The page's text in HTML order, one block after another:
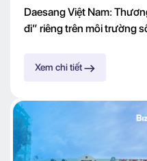
Daesang Việt Nam:
đi” riêng trên môi trường
Xem chi tiết